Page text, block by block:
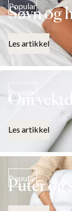
Popular
Søvn og
Les artikkel
Popular
Om
Les artikkel
Popular
Puter og